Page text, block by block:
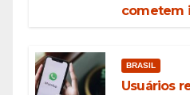
cometem
BRASIL
Usuários